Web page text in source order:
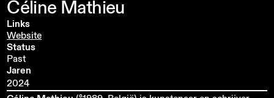
Céline Mathieu
Links
Website
Status
Past
Jaren
2024